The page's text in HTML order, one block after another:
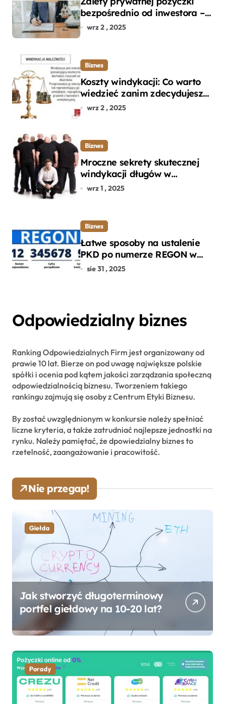
bezpośrednio od inwestora –
dlaczego warto?
wrz 2 , 2025
Biznes
Koszty windykacji: Co warto
wiedzieć zanim zdecydujesz
się na odzyskanie długu?
wrz 2 , 2025
Biznes
Mroczne sekrety skutecznej
windykacji długów w
departamencie windykacji
wrz 1 , 2025
Biznes
Łatwe sposoby na ustalenie
PKD po numerze REGON w
kilku prostych krokach
sie 31 , 2025
Odpowiedzialny biznes
Ranking Odpowiedzialnych Firm jest organizowany od
prawie 10 lat. Bierze on pod uwagę największe polskie
spółki i ocenia pod kątem jakości zarządzania społeczną
odpowiedzialnością biznesu. Tworzeniem takiego
rankingu zajmują się osoby z Centrum Etyki Biznesu.
By zostać uwzględnionym w konkursie należy spełniać
liczne kryteria, a także zatrudniać najlepsze jednostki na
rynku. Należy pamiętać, że dpowiedzialny biznes to
rzetelność, zaangażowanie i pracowitość.
Nie przegap!
Giełda
Jak stworzyć długoterminowy
portfel giełdowy na 10-20 lat?
Porady